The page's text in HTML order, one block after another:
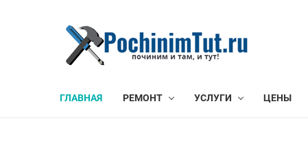
ГЛАВНАЯ РЕМОНТ УСЛУГИ ЦЕНЫ